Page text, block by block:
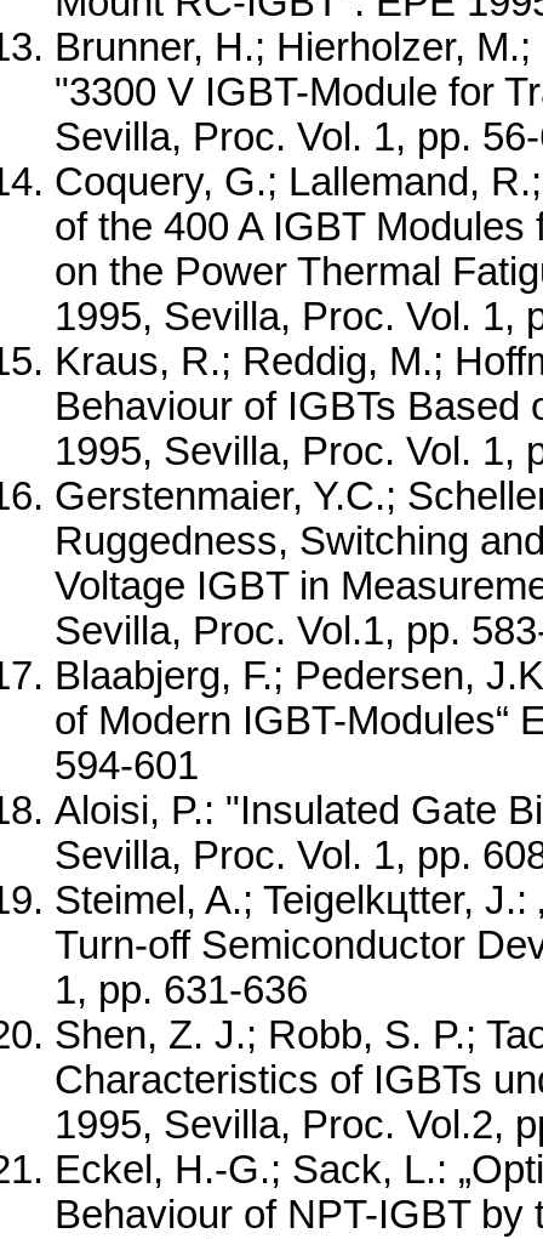
Brunner, H.; Hierholzer,
"3300 V IGBT-Module for
Sevilla, Proc. Vol. 1, pp.
Coquery, G.; Lallemand,
of the 400 A IGBT
on the Power Thermal
1995, Sevilla, Proc. Vol. 1,
Kraus, R.; Reddig, M.;
Behaviour of IGBTs Based
1995, Sevilla, Proc. Vol. 1,
Gerstenmaier, Y.C.;
Ruggedness, Switching
Voltage IGBT in
Sevilla, Proc. Vol.1, pp.
Blaabjerg, F.; Pedersen,
of Modern IGBT-Modules“
594-601
Aloisi, P.: "Insulated Gate
Sevilla, Proc. Vol. 1, pp.
Steimel, A.; Teigelkцtter,
Turn-off Semiconductor
1, pp. 631-636
Shen, Z. J.; Robb, S. P.;
Characteristics of IGBTs
1995, Sevilla, Proc. Vol.2,
Eckel, H.-G.; Sack, L.:
Behaviour of NPT-IGBT by